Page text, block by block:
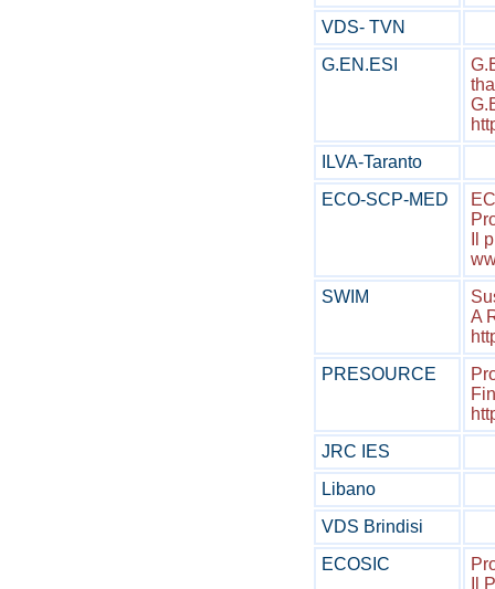
VDS- TVN
G.EN.ESI
ILVA-Taranto
ECO-SCP-MED
Il
SWIM
A
PRESOURCE
JRC IES
Libano
VDS Brindisi
ECOSIC
Il